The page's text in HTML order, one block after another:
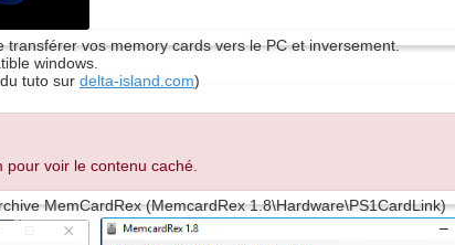
vos memory cards vers le PC et inversement.
windows.
tuto sur delta-island.com)
voir le contenu caché.
MemCardRex (MemcardRex 1.8\Hardware\PS1CardLink)